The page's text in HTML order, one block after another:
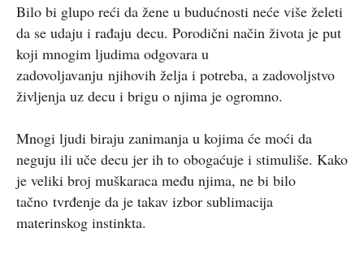
Bilo bi glupo reći da žene u budućnosti neće više želeti
da se udaju i rađaju decu. Porodični način života je put
koji mnogim ljudima odgovara u
zadovoljavanju njihovih želja i potreba, a zadovoljstvo
življenja uz decu i brigu o njima je ogromno.
Mnogi ljudi biraju zanimanja u kojima će moći da
neguju ili uče decu jer ih to obogaćuje i stimuliše. Kako
je veliki broj muškaraca među njima, ne bi bilo
tačno tvrđenje da je takav izbor sublimacija
materinskog instinkta.